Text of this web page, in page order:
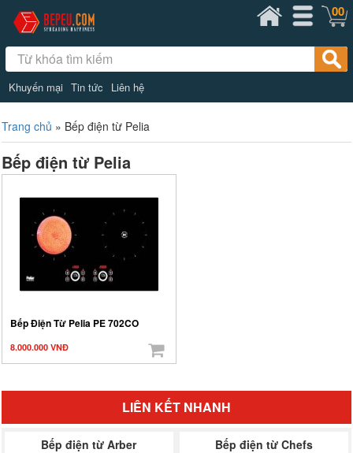
Khuyến mại Tin tức Liên hệ
00
Trang chủ » Bếp điện từ Pelia
Bếp điện từ Pelia
Bếp Điện Từ Pelia PE 702CO
8.000.000 VNĐ
LIÊN KẾT NHANH
Bếp điện từ Arber Bếp điện từ Chefs